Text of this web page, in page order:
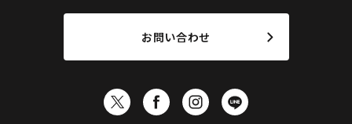
お問い合わせ